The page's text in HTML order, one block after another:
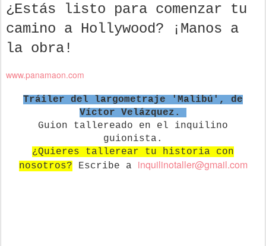
¿Estás listo para comenzar tu
camino a Hollywood? ¡Manos a
la obra!
www.panamaon.com
Tráiler del largometraje 'Malibú', de
Víctor Velázquez.
Guion tallereado en el inquilino
guionista.
¿Quieres tallerear tu historia con
nosotros? Escribe a inquilinotaller@gmail.com